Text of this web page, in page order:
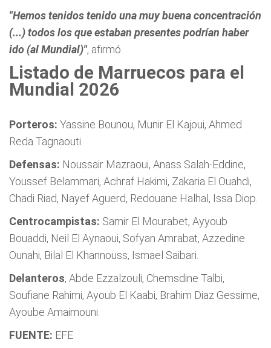
"Hemos tenidos tenido una muy buena concentración
(...) todos los que estaban presentes podrían haber
ido (al Mundial)", afirmó.
Listado de Marruecos para el
Mundial 2026
Porteros: Yassine Bounou, Munir El Kajoui, Ahmed
Reda Tagnaouti.
Defensas: Noussair Mazraoui, Anass Salah-Eddine,
Youssef Belammari, Achraf Hakimi, Zakaria El Ouahdi,
Chadi Riad, Nayef Aguerd, Redouane Halhal, Issa Diop.
Centrocampistas: Samir El Mourabet, Ayyoub
Bouaddi, Neil El Aynaoui, Sofyan Amrabat, Azzedine
Ounahi, Bilal El Khannouss, Ismael Saibari.
Delanteros, Abde Ezzalzouli, Chemsdine Talbi,
Soufiane Rahimi, Ayoub El Kaabi, Brahim Diaz Gessime,
Ayoube Amaimouni.
FUENTE: EFE